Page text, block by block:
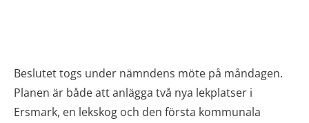
Beslutet togs under nämndens möte på måndagen.
Planen är både att anlägga två nya lekplatser i
Ersmark, en lekskog och den första kommunala